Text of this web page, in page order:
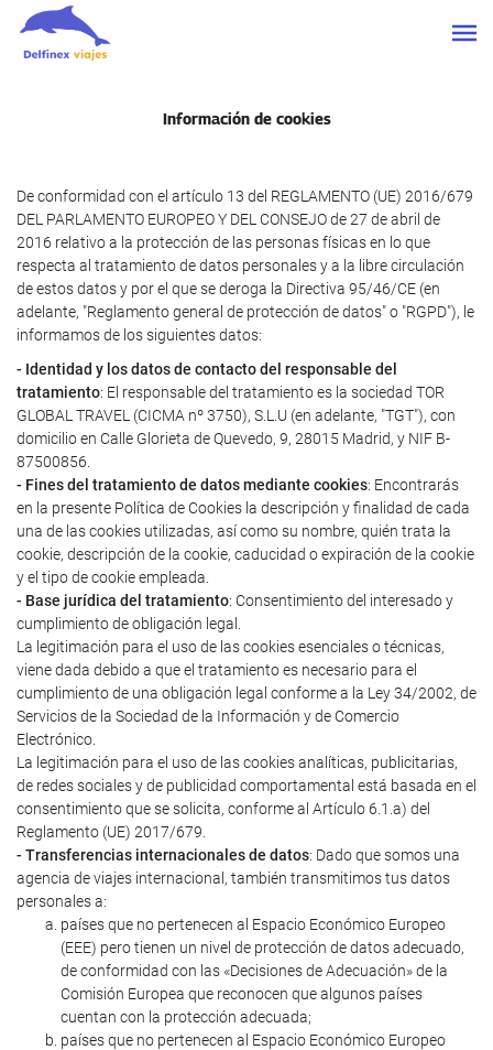
Información de cookies
De conformidad con el artículo 13 del REGLAMENTO (UE) 2016/679
DEL PARLAMENTO EUROPEO Y DEL CONSEJO de 27 de abril de
2016 relativo a la protección de las personas físicas en lo que
respecta al tratamiento de datos personales y a la libre circulación
de estos datos y por el que se deroga la Directiva 95/46/CE (en
adelante, "Reglamento general de protección de datos" o "RGPD"), le
informamos de los siguientes datos:
- Identidad y los datos de contacto del responsable del
tratamiento: El responsable del tratamiento es la sociedad TOR
GLOBAL TRAVEL (CICMA nº 3750), S.L.U (en adelante, "TGT"), con
domicilio en Calle Glorieta de Quevedo, 9, 28015 Madrid, y NIF B-
87500856.
- Fines del tratamiento de datos mediante cookies: Encontrarás
en la presente Política de Cookies la descripción y finalidad de cada
una de las cookies utilizadas, así como su nombre, quién trata la
cookie, descripción de la cookie, caducidad o expiración de la cookie
y el tipo de cookie empleada.
- Base jurídica del tratamiento: Consentimiento del interesado y
cumplimiento de obligación legal.
La legitimación para el uso de las cookies esenciales o técnicas,
viene dada debido a que el tratamiento es necesario para el
cumplimiento de una obligación legal conforme a la Ley 34/2002, de
Servicios de la Sociedad de la Información y de Comercio
Electrónico.
La legitimación para el uso de las cookies analíticas, publicitarias,
de redes sociales y de publicidad comportamental está basada en el
consentimiento que se solicita, conforme al Artículo 6.1.a) del
Reglamento (UE) 2017/679.
- Transferencias internacionales de datos: Dado que somos una
agencia de viajes internacional, también transmitimos tus datos
personales a:
países que no pertenecen al Espacio Económico Europeo
(EEE) pero tienen un nivel de protección de datos adecuado,
de conformidad con las «Decisiones de Adecuación» de la
Comisión Europea que reconocen que algunos países
cuentan con la protección adecuada;
países que no pertenecen al Espacio Económico Europeo